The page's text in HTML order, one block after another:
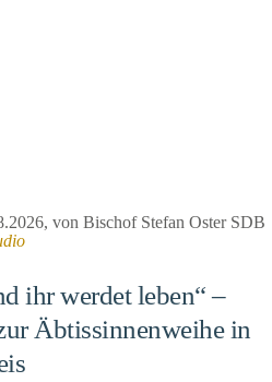
, von Bischof Stefan Oster SDB
ihr werdet leben“ –
Äbtissinnenweihe in